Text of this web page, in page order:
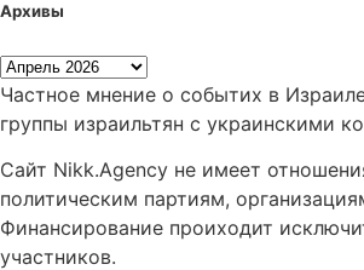
Архивы
Частное мнение о событих в
группы израильтян с украинскими
Сайт Nikk.Agency не имеет
политическим партиям,
Финансирование проиходит
участников.